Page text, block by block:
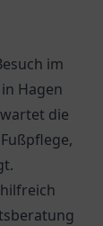
im
Hagen
die